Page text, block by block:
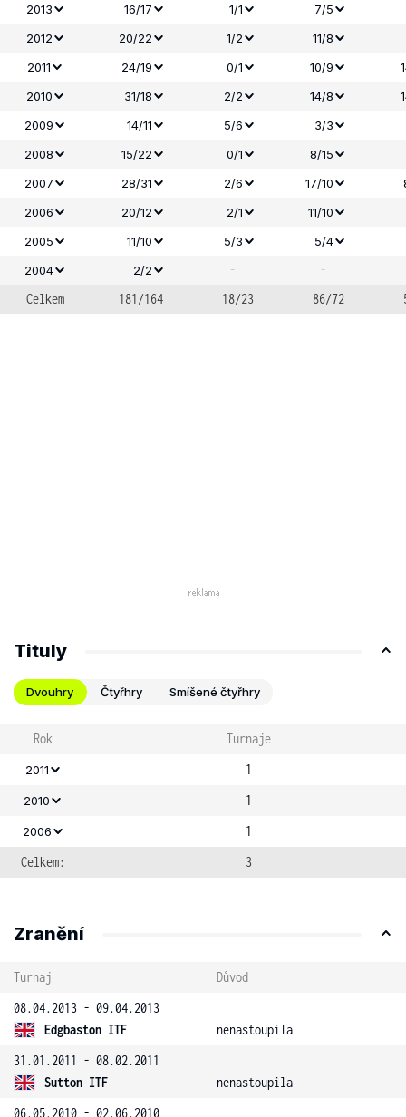
2013 16/17 1/1 7/5
2012
20/22 1/2 11/8
2011
24/19 0/1 10/9
2010
31/18 2/2 14/8
2009
14/11 5/6
3/3
2008
15/22 0/1 8/15
2007
28/31 2/6 17/10
2006
20/12 2/1
11/10
2005
11/10 5/3
5/4
2004
2/2 - -
Celkem 181/164 18/23 86/72
Tituly
Dvouhry Čtyřhry Smíšené čtyřhry
Rok Turnaje
2011 1
2010 1
2006
1
Celkem:
3
Zranění
Turnaj
Důvod
08.04.2013 - 09.04.2013
Edgbaston ITF
nenastoupila
31.01.2011 - 08.02.2011
Sutton ITF
nenastoupila
06.05.2010 - 02.06.2010